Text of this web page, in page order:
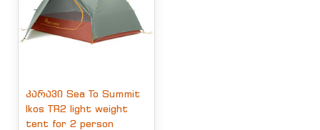
კარავი Sea To Summit
Ikos TR2 light weight
tent for 2 person